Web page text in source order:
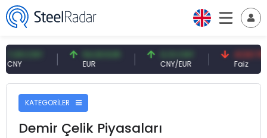
54,93 EUR 0,13 CNY
CNY/EUR
41,53 TRY
KATEGORİLER
Demir Çelik Piyasaları